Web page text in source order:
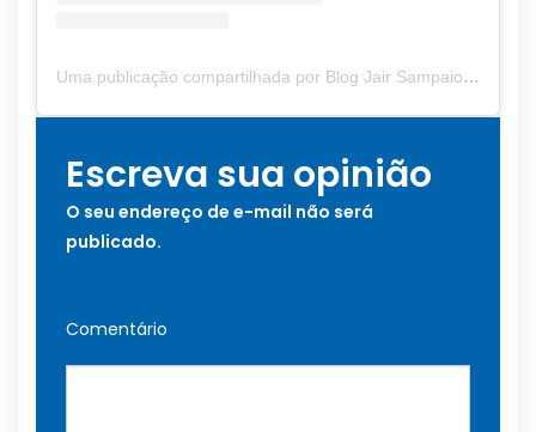
Uma publicação compartilhada por Blog Jair Sampaio (@blogjairsampaio_)
Escreva sua opinião
O seu endereço de e-mail não será
publicado.
Comentário